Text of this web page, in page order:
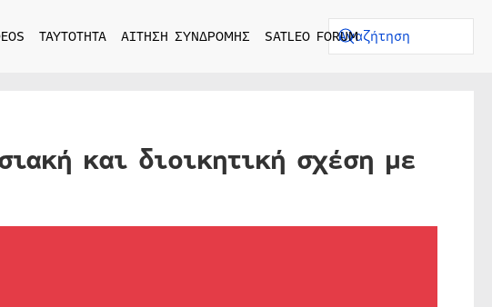
ΤΑΥΤΟΤΗΤΑ ΑΙΤΗΣΗ ΣΥΝΔΡΟΜΗΣ SATLEO FORUM
και διοικητική σχέση με